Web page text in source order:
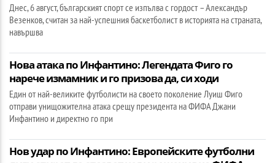
Днес, 6 август, българският спорт се изпълва с гордост – Александър
Везенков, считан за най-успешния баскетболист в историята на страната,
навършва
Нова атака по Инфантино: Легендата Фиго го
нарече измамник и го призова да, си ходи
Един от най-великите футболисти на своето поколение Луиш Фиго
отправи унищожителна атака срещу президента на ФИФА Джани
Инфантино и директно го при
Нов удар по Инфантино: Европейските футболни